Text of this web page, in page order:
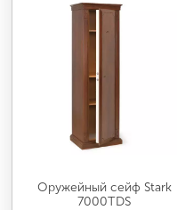
Оружейный сейф Stark
7000TDS